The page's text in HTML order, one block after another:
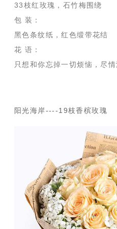
33枝红玫瑰，石竹梅围绕
包 装：
黑色条纹纸，红色缎带花结
花 语：
只想和你忘掉一切烦恼，尽
阳光海岸----19枝香槟玫瑰